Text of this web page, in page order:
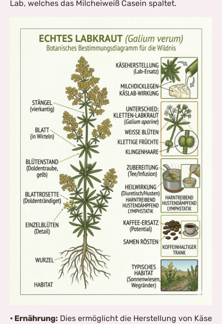
Lab, welches das Milcheiweiß Casein spaltet.
• Ernährung: Dies ermöglicht die Herstellung von Käse